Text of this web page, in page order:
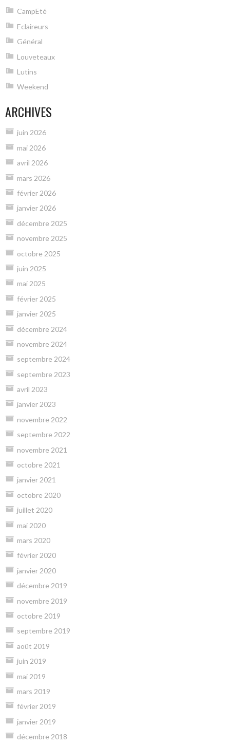
CampEté
Eclaireurs
Général
Louveteaux
Lutins
Weekend
ARCHIVES
juin 2026
mai 2026
avril 2026
mars 2026
février 2026
janvier 2026
décembre 2025
novembre 2025
octobre 2025
juin 2025
mai 2025
février 2025
janvier 2025
décembre 2024
novembre 2024
septembre 2024
septembre 2023
avril 2023
janvier 2023
novembre 2022
septembre 2022
novembre 2021
octobre 2021
janvier 2021
octobre 2020
juillet 2020
mai 2020
mars 2020
février 2020
janvier 2020
décembre 2019
novembre 2019
octobre 2019
septembre 2019
août 2019
juin 2019
mai 2019
mars 2019
février 2019
janvier 2019
décembre 2018